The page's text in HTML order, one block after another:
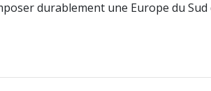
durablement une Europe du Sud